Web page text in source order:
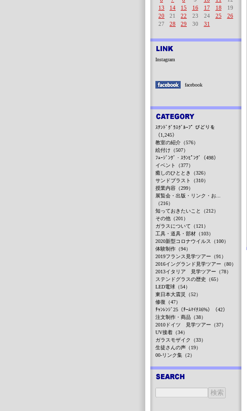
13
14 15 16 17 18
19
20
21 22 23 24 25
26
27
28 29 30 31
Instagram
facebook
ｽﾃﾝﾄﾞｸﾞﾗｽｸﾞﾙｰﾌﾟ びどりを
（1,245）
教室の紹介（576）
絵付け（507）
ﾌｭｰｼﾞﾝｸﾞ・ｽﾗﾝﾋﾟﾝｸﾞ（498）
イベント（377）
癒しのひととき（326）
サンドブラスト（310）
授業内容（299）
展覧会・出版・リンク・お...
（216）
知っておきたいこと（212）
その他（201）
ガラスについて（121）
工具・道具・部材（103）
2020新型コロナウイルス（100）
体験制作（94）
2019フランス見学ツアー（91）
2016イングランド見学ツアー（80）
2013イタリア 見学ツアー（78）
ステンドグラスの歴史（65）
LED電球（54）
東日本大震災（52）
修復（47）
ﾁｬﾝﾚﾝｼﾞ25（ﾁｰﾑﾏｲﾅｽ6%）（42）
注文制作・商品（38）
2010ドイツ 見学ツアー（37）
UV接着（34）
ガラスモザイク（33）
生徒さんの声（19）
00-リンク集（2）